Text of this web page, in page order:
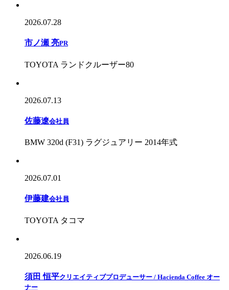
2026.07.28
市ノ瀬 亮PR
TOYOTA ランドクルーザー80
2026.07.13
佐藤遼会社員
BMW 320d (F31) ラグジュアリー 2014年式
2026.07.01
伊藤建会社員
TOYOTA タコマ
2026.06.19
須田 恒平クリエイティブプロデューサー / Hacienda Coffee オー
ナー